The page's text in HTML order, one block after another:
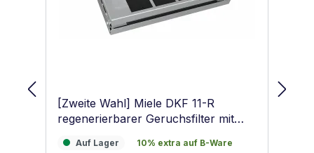
[Zweite Wahl] Miele DKF 11-R
regenerierbarer Geruchsfilter mit
Auf Lager
Auf Lager 10% extra auf B-Ware
10% extra auf B-Ware